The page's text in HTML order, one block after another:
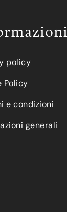
policy
Policy
e condizioni
generali